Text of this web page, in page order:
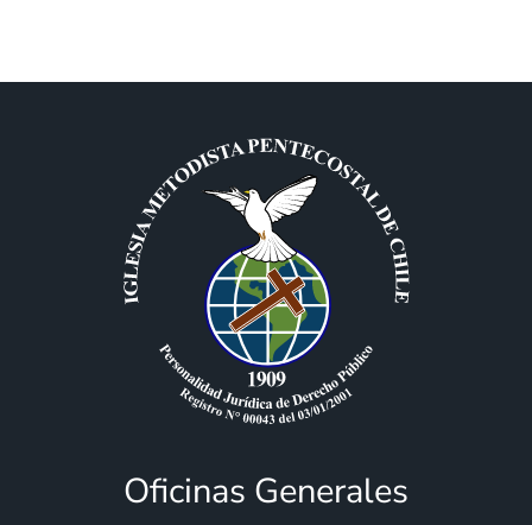
Oficinas Generales